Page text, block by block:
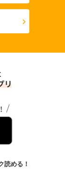
読める！